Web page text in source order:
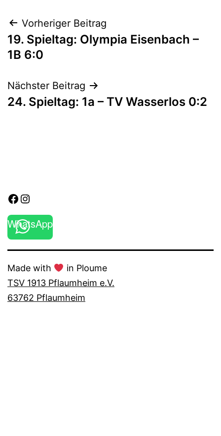
Beitragsnavigation
Vorheriger Beitrag
19. Spieltag: Olympia Eisenbach –
1B 6:0
Nächster Beitrag
24. Spieltag: 1a – TV Wasserlos 0:2
Facebook
Instagram
WhatsApp
Made with
in Ploume
TSV 1913 Pflaumheim e.V.
63762 Pflaumheim